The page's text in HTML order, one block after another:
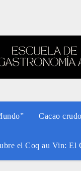
Cacao
el Coq au Vin: El